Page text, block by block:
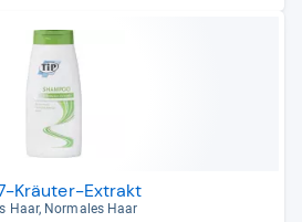
Kräuter-Extrakt
Haar, Nor­ma­les Haar